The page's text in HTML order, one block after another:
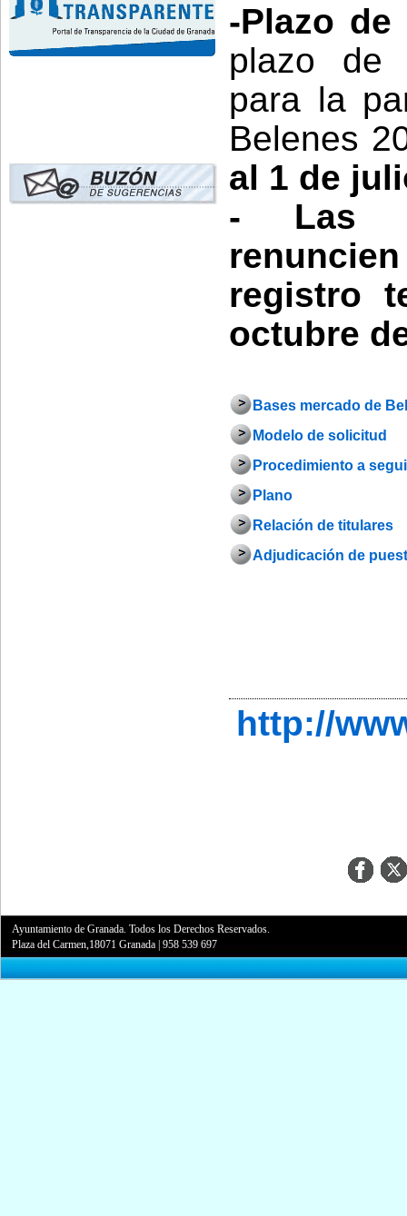
-Plazo
plazo de
para la
Belenes
al 1 de
- Las
registro
octubre
Bases mercado de
Modelo de solicitud
Procedimiento a
Plano
Relación de titulares
Adjudicación de
http://
Ayuntamiento de Granada. Todos los Derechos Reservados.
Plaza del Carmen,18071 Granada |958 539 697